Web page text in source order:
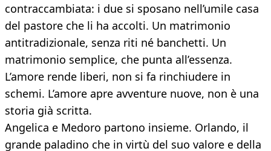
contraccambiata: i due si sposano nell’umile casa
del pastore che li ha accolti. Un matrimonio
antitradizionale, senza riti né banchetti. Un
matrimonio semplice, che punta all’essenza.
L’amore rende liberi, non si fa rinchiudere in
schemi. L’amore apre avventure nuove, non è una
storia già scritta.
Angelica e Medoro partono insieme. Orlando, il
grande paladino che in virtù del suo valore e della